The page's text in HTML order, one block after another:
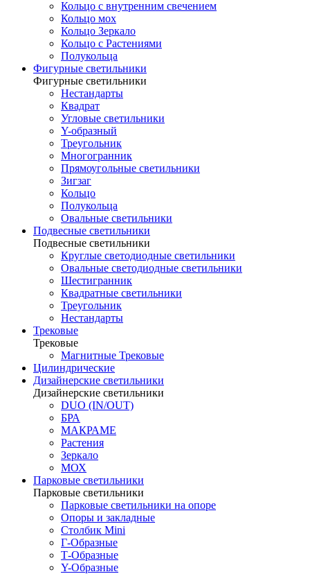
Кольцо с внутренним свечением
Кольцо мох
Кольцо Зеркало
Кольцо с Растениями
Полукольца
Фигурные светильники
Фигурные светильники
Нестандарты
Квадрат
Угловые светильники
Y-образный
Треугольник
Многогранник
Прямоугольные светильники
Зигзаг
Кольцо
Полукольца
Овальные светильники
Подвесные светильники
Подвесные светильники
Круглые светодиодные светильники
Овальные светодиодные светильники
Шестигранник
Квадратные светильники
Треугольник
Нестандарты
Трековые
Трековые
Магнитные Трековые
Цилиндрические
Дизайнерские светильники
Дизайнерские светильники
DUO (IN/OUT)
БРА
МАКРАМЕ
Растения
Зеркало
МОХ
Парковые светильники
Парковые светильники
Парковые светильники на опоре
Опоры и закладные
Столбик Mini
Г-Образные
Т-Образные
Y-Образные